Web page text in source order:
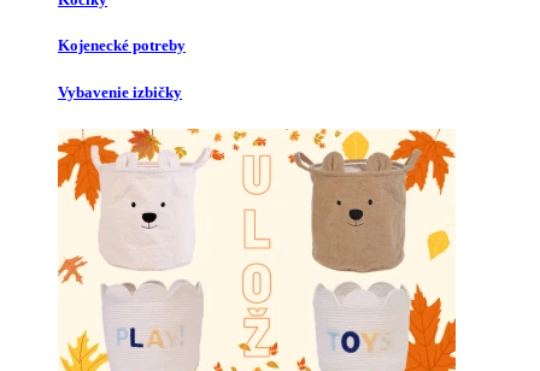
Kojenecké potreby
Vybavenie izbičky